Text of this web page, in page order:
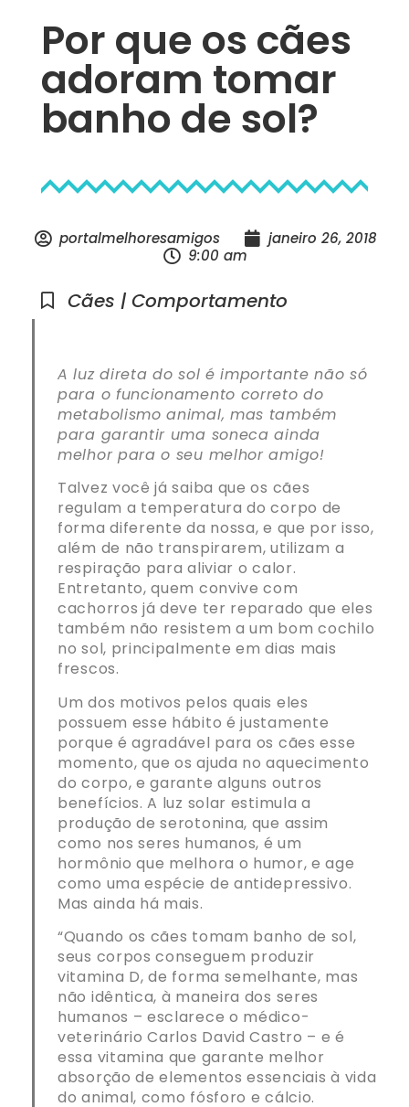
Por que os cães
adoram tomar
banho de sol?
portalmelhoresamigos
janeiro 26, 2018
9:00 am
Cães | Comportamento
A luz direta do sol é importante não só
para o funcionamento correto do
metabolismo animal, mas também
para garantir uma soneca ainda
melhor para o seu melhor amigo!
Talvez você já saiba que os cães
regulam a temperatura do corpo de
forma diferente da nossa, e que por isso,
além de não transpirarem, utilizam a
respiração para aliviar o calor.
Entretanto, quem convive com
cachorros já deve ter reparado que eles
também não resistem a um bom cochilo
no sol, principalmente em dias mais
frescos.
Um dos motivos pelos quais eles
possuem esse hábito é justamente
porque é agradável para os cães esse
momento, que os ajuda no aquecimento
do corpo, e garante alguns outros
benefícios. A luz solar estimula a
produção de serotonina, que assim
como nos seres humanos, é um
hormônio que melhora o humor, e age
como uma espécie de antidepressivo.
Mas ainda há mais.
“Quando os cães tomam banho de sol,
seus corpos conseguem produzir
vitamina D, de forma semelhante, mas
não idêntica, à maneira dos seres
humanos – esclarece o médico-
veterinário Carlos David Castro – e é
essa vitamina que garante melhor
absorção de elementos essenciais à vida
do animal, como fósforo e cálcio.